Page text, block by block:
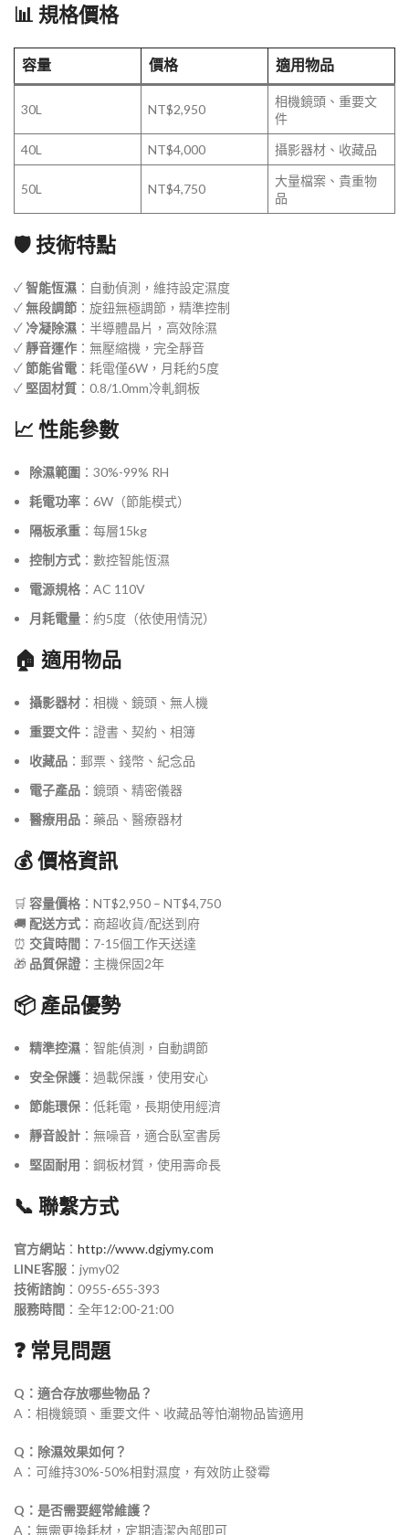
📊 規格價格
容量 價格 適用物品
30L NT$2,950
相機鏡頭、重要文
件
40L
NT$4,000 攝影器材、收藏品
50L NT$4,750
大量檔案、貴重物
品
🛡️ 技術特點
✓智能恆濕 ：自動偵測，維持設定濕度
✓無段調節 ：旋鈕無極調節，精準控制
✓ 冷凝除濕 ：半導體晶片，高效除濕
✓靜音運作 ：無壓縮機，完全靜音
✓節能省電 ：耗電僅6W，月耗約5度
✓ 堅固材質 ：0.8/1.0mm冷軋鋼板
📈 性能參數
除濕範圍 ：30%-99% RH
耗電功率 ：6W（節能模式）
隔板承重 ：每層15kg
控制方式 ：數控智能恆濕
電源規格 ：AC 110V
月耗電量 ：約5度（依使用情況）
🏠 適用物品
攝影器材 ：相機、鏡頭、無人機
重要文件 ：證書、契約、相簿
收藏品 ：郵票、錢幣、紀念品
電子產品 ：鏡頭、精密儀器
醫療用品 ：藥品、醫療器材
💰 價格資訊
🛒 容量價格 ：NT$2,950 – NT$4,750
🚚 配送方式 ：商超收貨/配送到府
⏰ 交貨時間 ：7-15個工作天送達
🎁 品質保證 ：主機保固2年
📦 產品優勢
精準控濕 ：智能偵測，自動調節
安全保護 ：過載保護，使用安心
節能環保 ：低耗電，長期使用經濟
靜音設計 ：無噪音，適合臥室書房
堅固耐用 ：鋼板材質，使用壽命長
📞 聯繫方式
官方網站 ： http://www.dgjymy.com
LINE客服 ：jymy02
技術諮詢 ：0955-655-393
服務時間 ：全年12:00-21:00
❓ 常見問題
Q：適合存放哪些物品？
A：相機鏡頭、重要文件、收藏品等怕潮物品皆適用
Q：除濕效果如何？
A：可維持30%-50%相對濕度，有效防止發霉
Q：是否需要經常維護？
A：無需更換耗材，定期清潔內部即可